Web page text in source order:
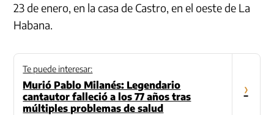
23 de enero, en la casa de Castro, en el oeste de La
Habana.
Te puede interesar:
Murió Pablo Milanés: Legendario
cantautor falleció a los 77 años tras
múltiples problemas de salud
›